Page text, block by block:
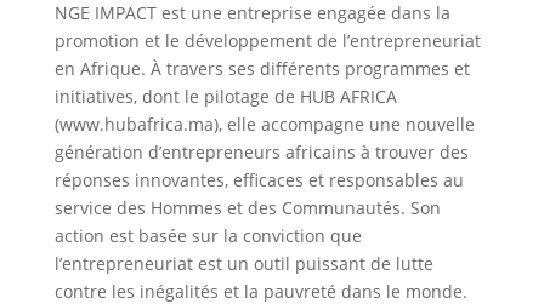
NGE IMPACT est une entreprise engagée dans la
promotion et le développement de l’entrepreneuriat
en Afrique. À travers ses différents programmes et
initiatives, dont le pilotage de HUB AFRICA
(www.hubafrica.ma), elle accompagne une nouvelle
génération d’entrepreneurs africains à trouver des
réponses innovantes, efficaces et responsables au
service des Hommes et des Communautés. Son
action est basée sur la conviction que
l’entrepreneuriat est un outil puissant de lutte
contre les inégalités et la pauvreté dans le monde.